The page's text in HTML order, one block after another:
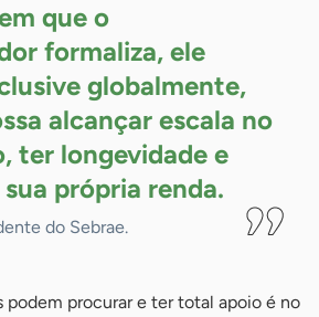
que o
formaliza, ele
globalmente,
alcançar escala no
ter longevidade e
própria renda.
do Sebrae.
podem procurar e ter total apoio é no